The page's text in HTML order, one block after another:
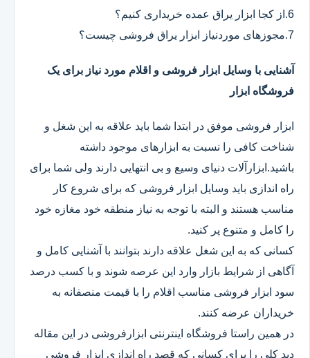
6.از کجا ابزار یراق عمده خریداری کنیم؟
7.مجوزهای موردنیاز ابزار یراق فروشی چیست؟
آشنایی با وسایل ابزار فروشی و اقلام مورد نیاز برای یک
فروشگاه ابزار
ابزار فروشی موفق در ابتدا شما باید علاقه به این شغل و
شناخت کافی را نسبت به ابزارهای موجود داشته
باشید.ابزارآلات دنیای وسیع و بی انتهایی دارند ولی شما برای
راه اندازی باید وسایل ابزار فروشی که برای شروع کار
مناسب هستند و البته با توجه به نیاز منطقه خود مغازه خود
را کامل و متنوع پر کنید.
کسانی که به این شغل علاقه دارند بتوانند با آشنایی کامل و
آگاهی از شرایط بازار وارد این عرصه شوند و با کسب درصد
سود ابزار فروشی مناسب اقلام را با قیمت منصفانه به
خریداران عرضه کنند.
در همین راستا فروشگاه اینترنتی ابزارفروشی در این مقاله
دید کلی را برای کسانی که قصد راه اندازی ابزار فروشی